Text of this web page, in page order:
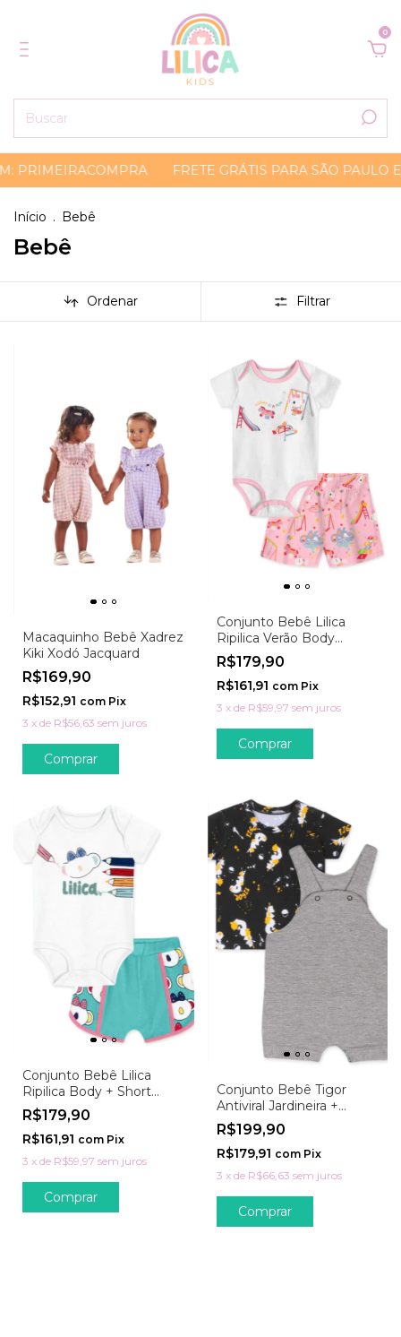
0
PRIMEIRACOMPRA FRETE GRÁTIS PARA SÃO PAULO
Início . Bebê
Bebê
Ordenar Filtrar
Macaquinho Bebê Xadrez
Kiki Xodó Jacquard
R$169,90
R$152,91 com Pix
3 x de R$56,63 sem juros
Comprar
Conjunto Bebê Lilica
Ripilica Verão Body
Antiviral
R$179,90
R$161,91 com Pix
3 x de R$59,97 sem juros
Comprar
Conjunto Bebê Lilica
Ripilica Body + Short
Branco E Verde
R$179,90
R$161,91 com Pix
3 x de R$59,97 sem juros
Comprar
Conjunto Bebê Tigor
Antiviral Jardineira +
Camiseta
R$199,90
R$179,91 com Pix
3 x de R$66,63 sem juros
Comprar